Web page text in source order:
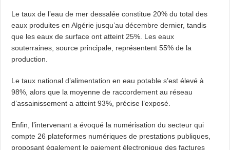
Le taux de l’eau de mer dessalée constitue 20% du total des
eaux produites en Algérie jusqu’au décembre dernier, tandis
que les eaux de surface ont atteint 25%. Les eaux
souterraines, source principale, représentent 55% de la
production.
Le taux national d’alimentation en eau potable s’est élevé à
98%, alors que la moyenne de raccordement au réseau
d’assainissement a atteint 93%, précise l’exposé.
Enfin, l’intervenant a évoqué la numérisation du secteur qui
compte 26 plateformes numériques de prestations publiques,
proposant également le paiement électronique des factures